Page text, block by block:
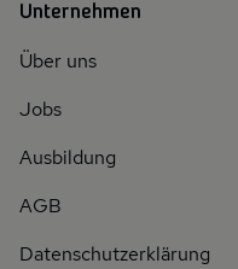
Unternehmen
Über uns
Jobs
Ausbildung
AGB
Datenschutzerklärung